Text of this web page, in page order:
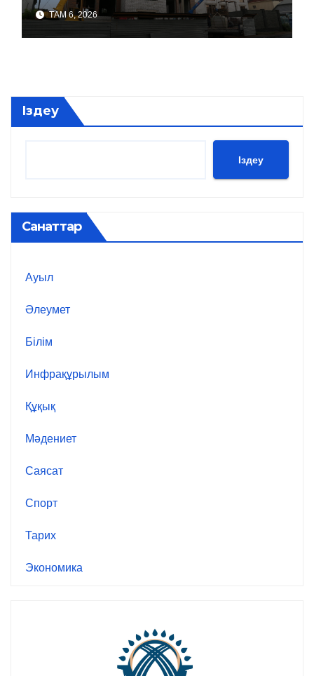
ТАМ 6, 2026
Іздеу
Іздеу
Санаттар
Ауыл
Әлеумет
Білім
Инфрақұрылым
Құқық
Мәдениет
Саясат
Спорт
Тарих
Экономика